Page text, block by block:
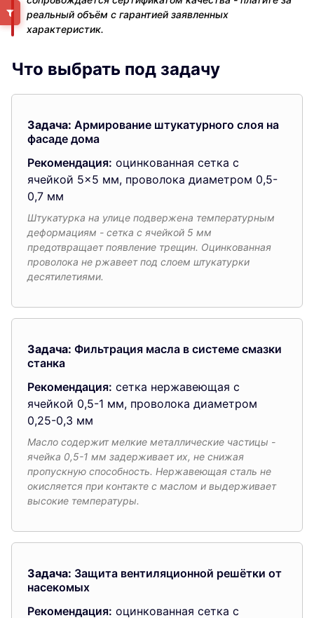
реальный объём с гарантией заявленных
характеристик.
Что выбрать под задачу
Задача: Армирование штукатурного слоя на
фасаде дома
Рекомендация: оцинкованная сетка с
ячейкой 5×5 мм, проволока диаметром 0,5-
0,7 мм
Штукатурка на улице подвержена температурным
деформациям - сетка с ячейкой 5 мм
предотвращает появление трещин. Оцинкованная
проволока не ржавеет под слоем штукатурки
десятилетиями.
Задача: Фильтрация масла в системе смазки
станка
Рекомендация: сетка нержавеющая с
ячейкой 0,5-1 мм, проволока диаметром
0,25-0,3 мм
Масло содержит мелкие металлические частицы -
ячейка 0,5-1 мм задерживает их, не снижая
пропускную способность. Нержавеющая сталь не
окисляется при контакте с маслом и выдерживает
высокие температуры.
Задача: Защита вентиляционной решётки от
насекомых
Рекомендация: оцинкованная сетка с